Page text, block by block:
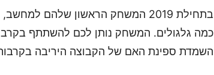
כמה גלגולים. המשחק נותן לכם להשתתף
השמדת ספינת האם של הקבוצה היריבה